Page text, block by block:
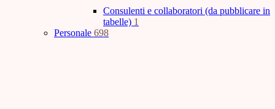
Consulenti e collaboratori (da pubblicare in
tabelle) 1
Personale 698